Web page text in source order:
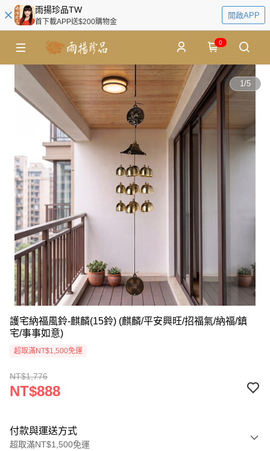
雨揚珍品TW
首下載APP送$200購物金
開啟APP
0
1/5
護宅納福風鈴-麒麟(15鈴) (麒麟/平安興旺/招福氣/納福/鎮
宅/事事如意)
超取滿NT$1,500免運
NT$1,776
NT$888
付款與運送方式
超取滿NT$1,500免運